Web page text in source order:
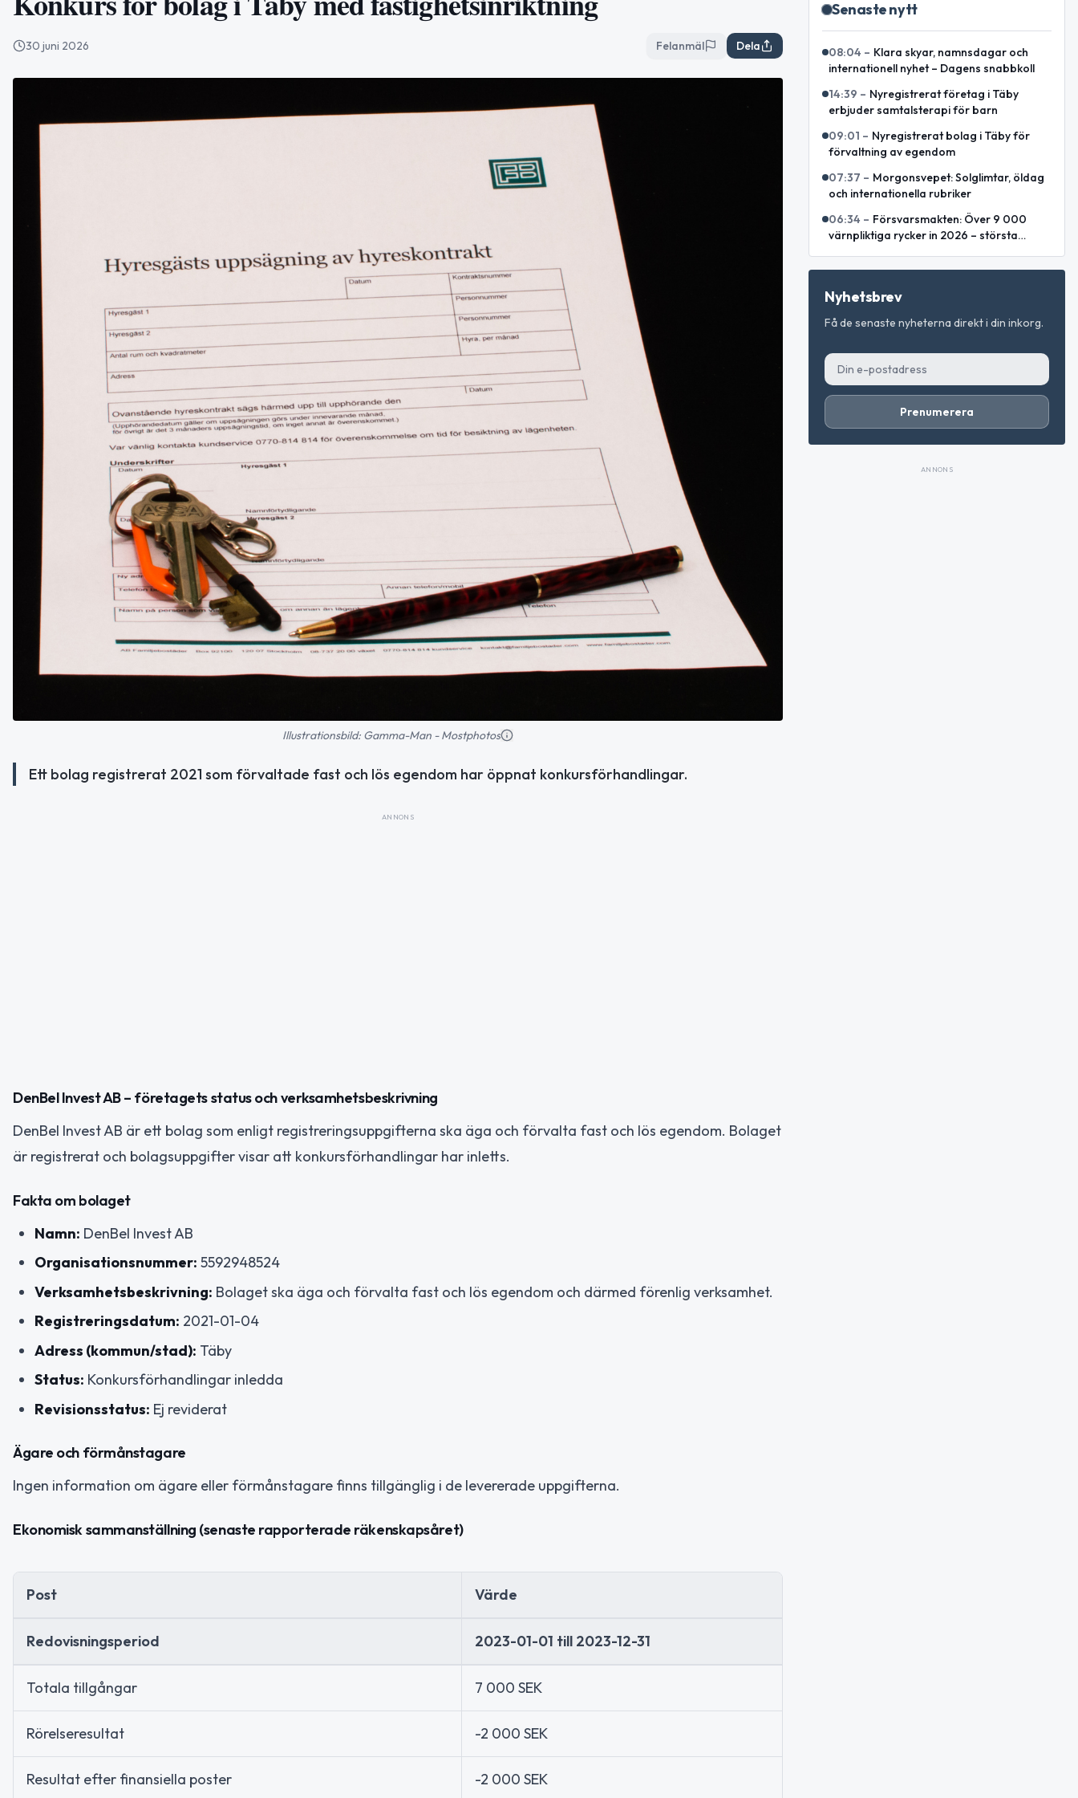
30 juni 2026 Felanmäl Dela
Illustrationsbild: Gamma-Man - Mostphotos
Ett bolag registrerat 2021 som förvaltade fast och lös egendom har öppnat konkursförhandlingar.
ANNONS
DenBel Invest AB – företagets status och verksamhetsbeskrivning
DenBel Invest AB är ett bolag som enligt registreringsuppgifterna ska äga och förvalta fast och lös egendom. Bolaget
är registrerat och bolagsuppgifter visar att konkursförhandlingar har inletts.
Fakta om bolaget
Namn: DenBel Invest AB
Organisationsnummer: 5592948524
Verksamhetsbeskrivning: Bolaget ska äga och förvalta fast och lös egendom och därmed förenlig verksamhet.
Registreringsdatum: 2021-01-04
Adress (kommun/stad): Täby
Status: Konkursförhandlingar inledda
Revisionsstatus: Ej reviderat
Ägare och förmånstagare
Ingen information om ägare eller förmånstagare finns tillgänglig i de levererade uppgifterna.
Ekonomisk sammanställning (senaste rapporterade räkenskapsåret)
Post Värde
Redovisningsperiod 2023-01-01 till 2023-12-31
Totala tillgångar 7 000 SEK
Rörelseresultat -2 000 SEK
Resultat efter finansiella poster -2 000 SEK
Senaste nytt
08:04 – Klara skyar, namnsdagar och
internationell nyhet – Dagens snabbkoll
14:39 – Nyregistrerat företag i Täby
erbjuder samtalsterapi för barn
09:01 – Nyregistrerat bolag i Täby för
förvaltning av egendom
07:37 – Morgonsvepet: Solglimtar, öldag
och internationella rubriker
06:34 – Försvarsmakten: Över 9 000
värnpliktiga rycker in 2026 – största
Nyhetsbrev
Få de senaste nyheterna direkt i din inkorg.
Prenumerera
ANNONS